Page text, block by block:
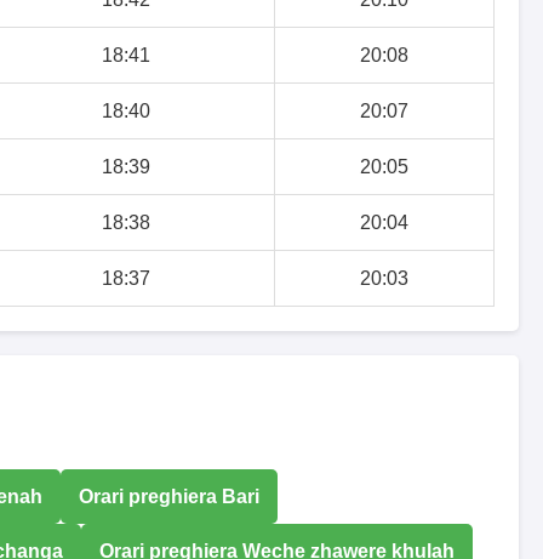
18:41 20:08
18:40 20:07
18:39 20:05
18:38 20:04
18:37 20:03
Orari preghiera Bari
Orari preghiera Weche zhawere khulah